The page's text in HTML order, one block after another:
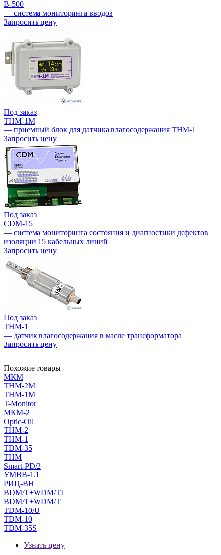
B-500
— система мониторинга вводов
Запросить цену
Под заказ
THM-1M
— приемный блок для датчика влагосодержания THM-1
Запросить цену
Под заказ
CDM-15
— система мониторинга состояния и диагностики дефектов
изоляции 15 кабельных линий
Запросить цену
Под заказ
THM-1
— датчик влагосодержания в масле трансформатора
Запросить цену
Похожие товары
МКМ
THM-2M
THM-1M
T-Monitor
МКМ-2
Optic-Oil
THM-2
THM-1
TDM-35
THM
Smart-PD/2
УМВВ-1.1
РИЦ-ВН
BDM/T+WDM/TI
BDM/T+WDM/T
TDM-10/U
TDM-10
TDM-35S
Узнать цену